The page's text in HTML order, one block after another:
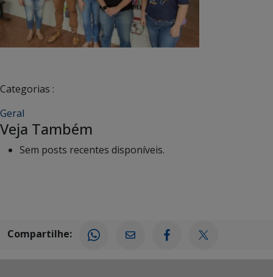
Categorias :
Geral
Veja Também
Sem posts recentes disponíveis.
Compartilhe: